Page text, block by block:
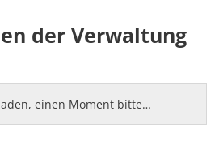
der Verwaltung
einen Moment bitte…